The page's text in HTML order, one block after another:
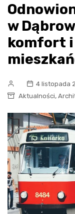
w
komfort i
4 listopada
Aktualności,